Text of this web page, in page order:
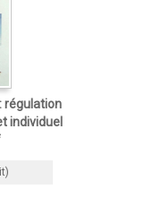
régulation
individuel